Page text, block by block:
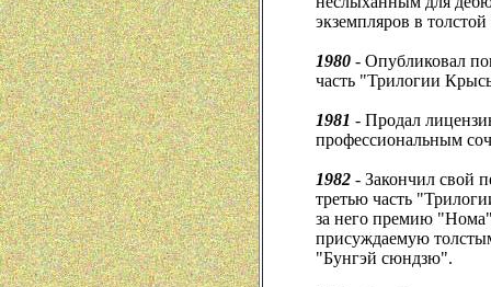
экземпляров в
1980 - Опубликовал
часть "Трилогии
1981 - Продал
профессиональным
1982 - Закончил свой
третью часть
за него премию
присуждаемую
"Бунгэй сюндзю".